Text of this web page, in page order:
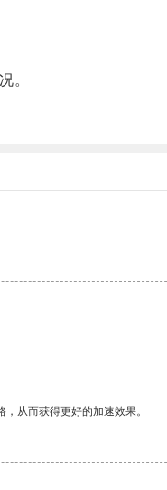
。
从而获得更好的加速效果。